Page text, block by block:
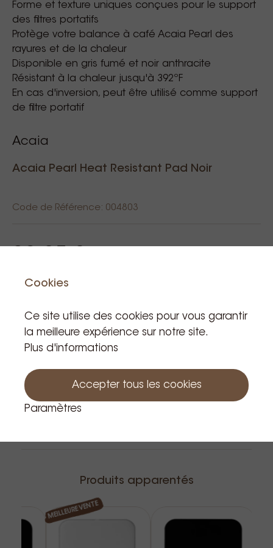
Forme et texture uniques conçues pour le support
des filtres portatifs
Protège votre balance à café Acaia Pearl des
rayures et de la chaleur
Disponible en gris fumé et noir anthracite
Résistant à la chaleur jusqu'à 392ºF
En cas d'inversion, peut être utilisé comme support
de filtre portatif
Acaia
Acaia Pearl Heat Resistant Pad Noir
Code de Référence: 004803
TVA incluse
Produits apparentés
MEILLEURE VENTE
Cookies
Ce site utilise des cookies pour vous garantir
la meilleure expérience sur notre site.
Plus d'informations
Accepter tous les cookies
Paramètres